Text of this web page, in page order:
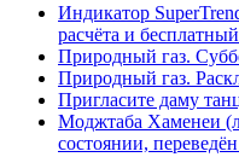
Индикатор
расчёта и
Природный газ.
Природный газ.
Пригласите даму
Моджтаба Хаменеи
состоянии,